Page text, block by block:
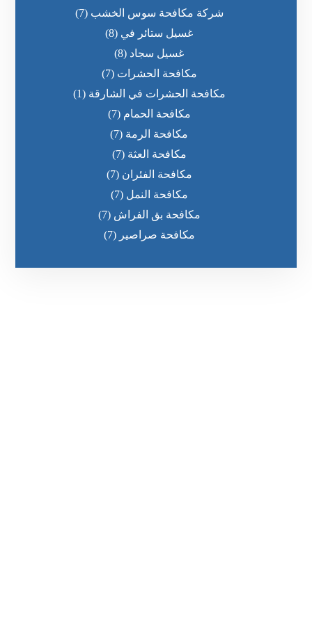
شركة مكافحة سوس الخشب (7)
غسيل ستائر في (8)
غسيل سجاد (8)
مكافحة الحشرات (7)
مكافحة الحشرات في الشارقة (1)
مكافحة الحمام (7)
مكافحة الرمة (7)
مكافحة العثة (7)
مكافحة الفئران (7)
مكافحة النمل (7)
مكافحة بق الفراش (7)
مكافحة صراصير (7)